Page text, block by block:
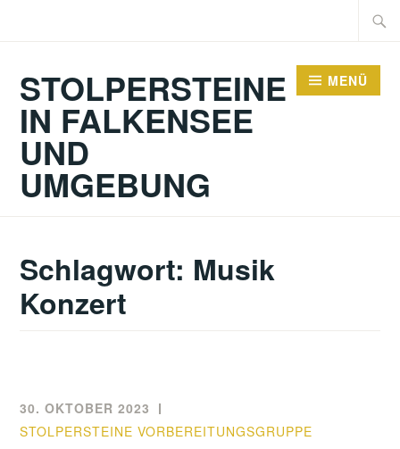
Suche
STOLPERSTEINE
IN FALKENSEE
UND
UMGEBUNG
MENÜ
Schlagwort: Musik
Konzert
30. OKTOBER 2023
STOLPERSTEINE VORBEREITUNGSGRUPPE